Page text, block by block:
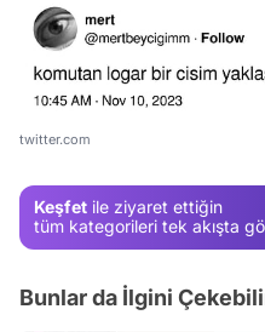
twitter.com
Keşfet ile ziyaret ettiğin
tüm kategorileri tek akışta
Bunlar da İlgini